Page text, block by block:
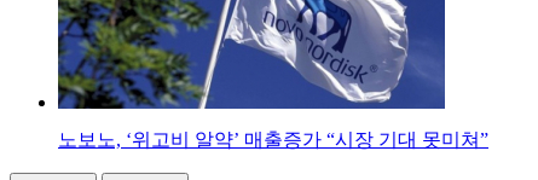
노보노, ‘위고비 알약’ 매출증가 “시장 기대 못미쳐”